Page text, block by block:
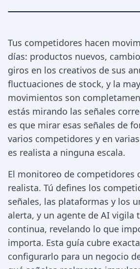
Tus competidores hacen
días: productos nuevos,
giros en los creativos de sus
fluctuaciones de stock, y la
movimientos son
estás mirando las señales
es que mirar esas señales de
varios competidores y en
es realista a ninguna escala.
El monitoreo de competidores
realista. Tú defines los
señales, las plataformas y los
alerta, y un agente de AI vigila
continua, revelando lo que
importa. Esta guía cubre
configurarlo para un negocio